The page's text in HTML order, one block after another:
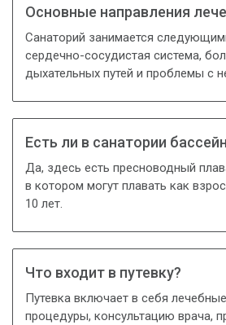
Основные направления
Санаторий занимается
сердечно-сосудистая система,
дыхательных путей и проблемы с
Есть ли в санатории
Да, здесь есть пресноводный
в котором могут плавать как
10 лет.
Что входит в путевку?
Путевка включает в себя
процедуры, консультацию врача,